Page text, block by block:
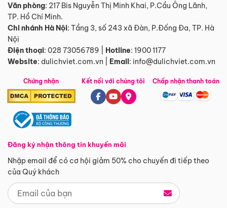
Văn phòng: 217 Bis Nguyễn Thị Minh Khai, P.Cầu Ông Lãnh,
TP. Hồ Chí Minh.
Chi nhánh Hà Nội: Tầng 3, số 243 xã Đàn, P.Đống Đa, TP. Hà
Nội
Điện thoại: 028 73056789 Hotline: 1900 1177
Website: dulichviet.com.vn Email: info@dulichviet.com.vn
Chứng nhận
Đăng ký nhận thông tin khuyến mãi
Nhập email để có cơ hội giảm 50% cho chuyến đi tiếp theo
của Quý khách
Kết nối với chúng tôi Chấp nhận thanh toán